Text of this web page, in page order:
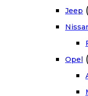
Jeep
Opel